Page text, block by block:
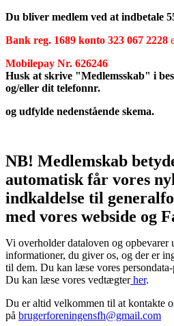
Du bliver medlem ved at indbetale
Bank reg. 1689 konto 323 067 2228
Mobilepay Nr. 626246
Husk at skrive "Medlemsskab" i
og/eller dit telefonnr.
og udfylde nedenstående skema.
NB! Medlemskab
automatisk får vores
indkaldelse til
med vores webside og
Vi overholder dataloven og opbevarer
informationer, du giver os, og der er
til dem. Du kan læse vores
Du kan læse vores vedtægterher.
Du er altid velkommen til at kontakte
på brugerforeningensfh@gmail.com